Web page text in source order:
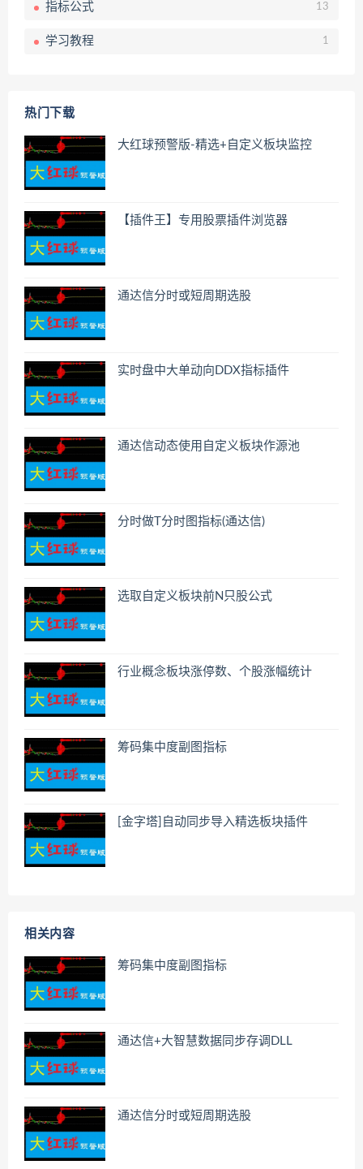
指标公式 13
学习教程 1
热门下载
大红球预警版-精选+自定义板块监控
【插件王】专用股票插件浏览器
通达信分时或短周期选股
实时盘中大单动向DDX指标插件
通达信动态使用自定义板块作源池
分时做T分时图指标(通达信)
选取自定义板块前N只股公式
行业概念板块涨停数、个股涨幅统计
筹码集中度副图指标
[金字塔]自动同步导入精选板块插件
相关内容
筹码集中度副图指标
通达信+大智慧数据同步存调DLL
通达信分时或短周期选股